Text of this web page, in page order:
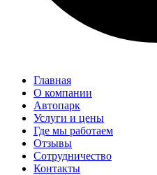
Главная
О компании
Автопарк
Услуги и цены
Где мы работаем
Отзывы
Сотрудничество
Контакты